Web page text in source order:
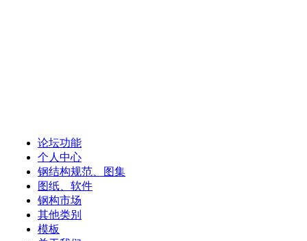
论坛功能
个人中心
钢结构规范、图集
图纸、软件
钢构市场
其他类别
模板